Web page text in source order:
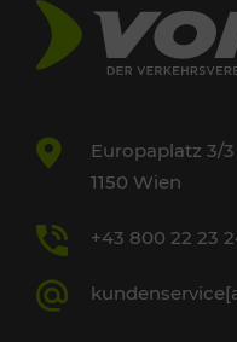
Europaplatz 3/3
1150 Wien
+43 800 22 23